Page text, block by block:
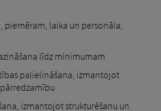
piemēram, laika un personāla,
līdz minimumam
palielināšana, izmantojot
izmantojot strukturēšanu un